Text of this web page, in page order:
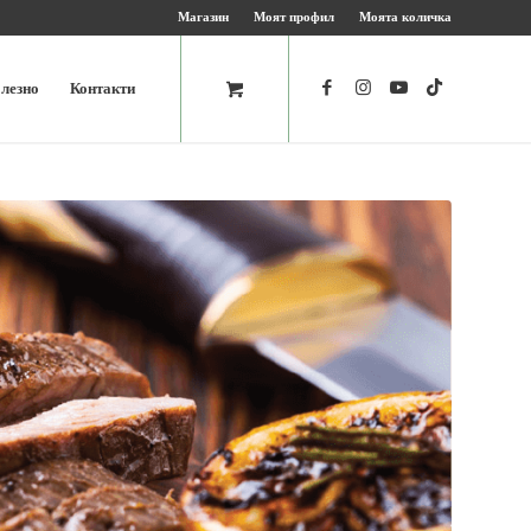
Магазин Моят профил Моята количка
Контакти